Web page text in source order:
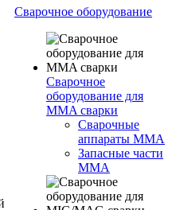
Сварочное оборудование
Сварочное
оборудование для
MMA сварки
Сварочные
аппараты MMA
Запасные части
MMA